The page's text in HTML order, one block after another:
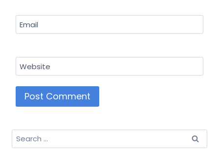
Email
Website
Search
for: